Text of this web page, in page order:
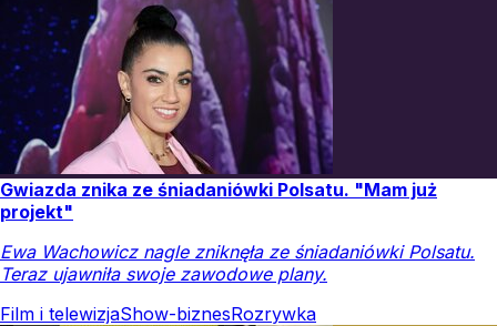
Gwiazda znika ze śniadaniówki Polsatu. "Mam już
projekt"
Ewa Wachowicz nagle zniknęła ze śniadaniówki Polsatu.
Teraz ujawniła swoje zawodowe plany.
Film i telewizjaShow-biznesRozrywka